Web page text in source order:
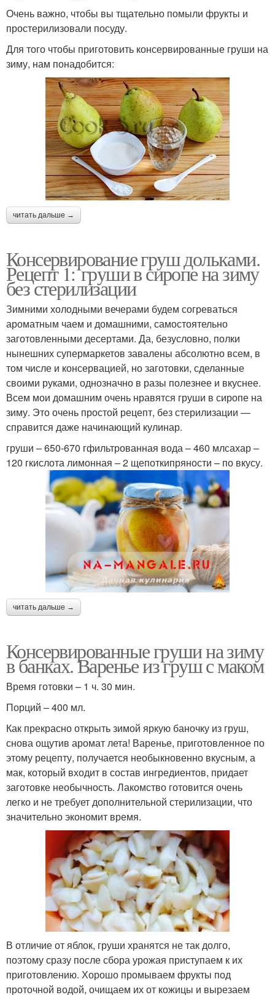
Очень важно, чтобы вы тщательно помыли фрукты и
простерилизовали посуду.
Для того чтобы приготовить консервированные груши на
зиму, нам понадобится:
читать дальше →
Консервирование груш дольками.
Рецепт 1: груши в сиропе на зиму
без стерилизации
Зимними холодными вечерами будем согреваться
ароматным чаем и домашними, самостоятельно
заготовленными десертами. Да, безусловно, полки
нынешних супермаркетов завалены абсолютно всем, в
том числе и консервацией, но заготовки, сделанные
своими руками, однозначно в разы полезнее и вкуснее.
Всем мои домашним очень нравятся груши в сиропе на
зиму. Это очень простой рецепт, без стерилизации —
справится даже начинающий кулинар.
груши – 650-670 гфильтрованная вода – 460 млсахар –
120 гкислота лимонная – 2 щепоткипряности – по вкусу.
читать дальше →
Консервированные груши на зиму
в банках. Варенье из груш с маком
Время готовки – 1 ч. 30 мин.
Порций – 400 мл.
Как прекрасно открыть зимой яркую баночку из груш,
снова ощутив аромат лета! Варенье, приготовленное по
этому рецепту, получается необыкновенно вкусным, а
мак, который входит в состав ингредиентов, придает
заготовке необычность. Лакомство готовится очень
легко и не требует дополнительной стерилизации, что
значительно экономит время.
В отличие от яблок, груши хранятся не так долго,
поэтому сразу после сбора урожая приступаем к их
приготовлению. Хорошо промываем фрукты под
проточной водой, очищаем их от кожицы и вырезаем